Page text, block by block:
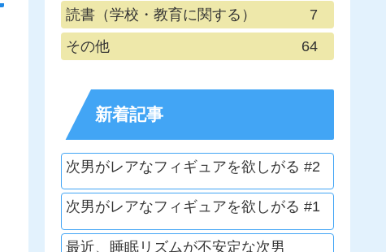
読書（学校・教育に関する）
7
その他
64
新着記事
次男がレアなフィギュアを欲しがる #2
次男がレアなフィギュアを欲しがる #1
最近、睡眠リズムが不安定な次男